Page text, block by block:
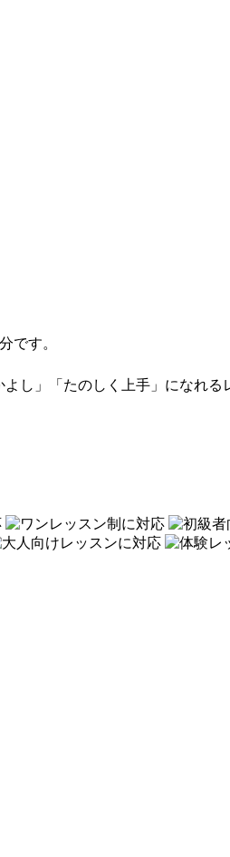
です。
し」「たのしく上手」になれる